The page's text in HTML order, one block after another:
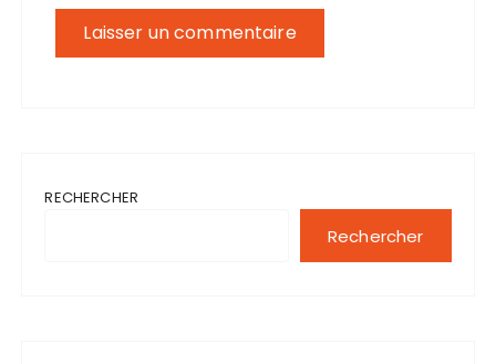
RECHERCHER
Rechercher